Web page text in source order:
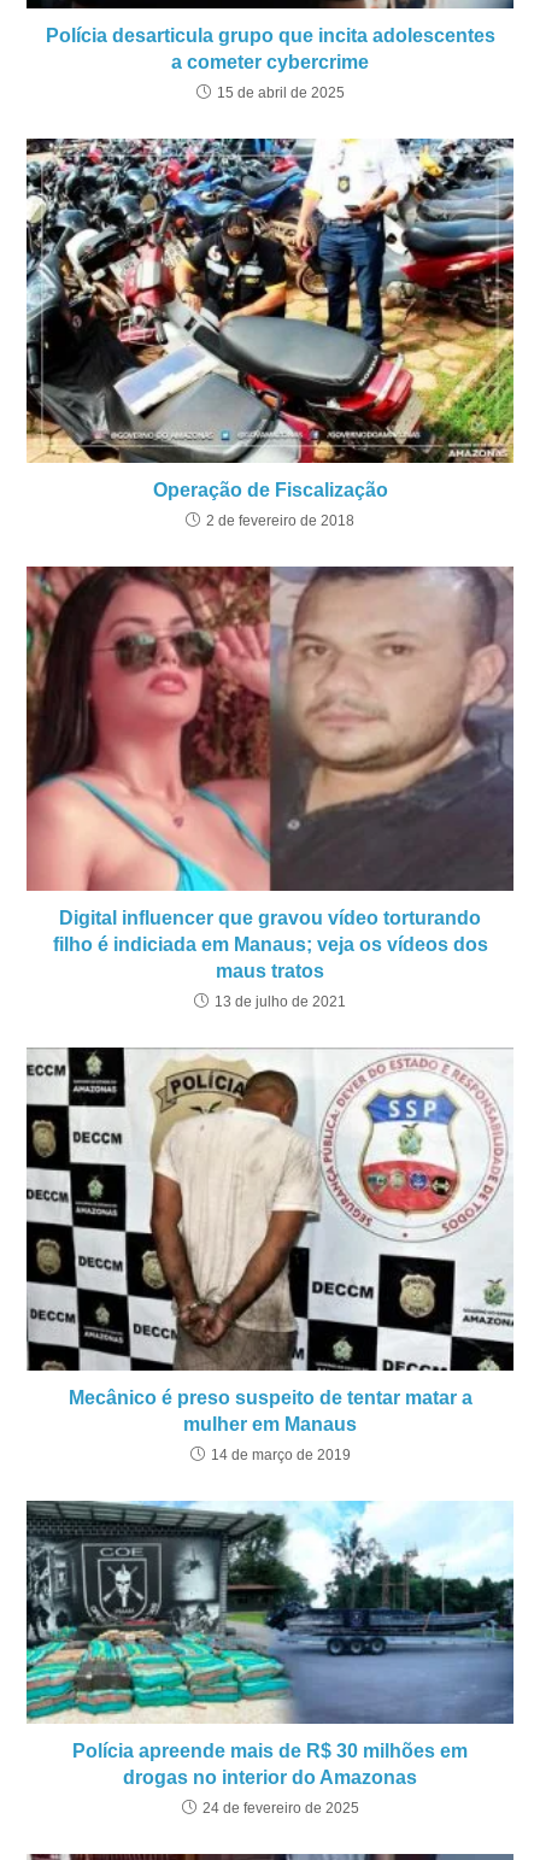
Polícia desarticula grupo que incita adolescentes
a cometer cybercrime
15 de abril de 2025
Operação de Fiscalização
2 de fevereiro de 2018
Digital influencer que gravou vídeo torturando
filho é indiciada em Manaus; veja os vídeos dos
maus tratos
13 de julho de 2021
Mecânico é preso suspeito de tentar matar a
mulher em Manaus
14 de março de 2019
Polícia apreende mais de R$ 30 milhões em
drogas no interior do Amazonas
24 de fevereiro de 2025